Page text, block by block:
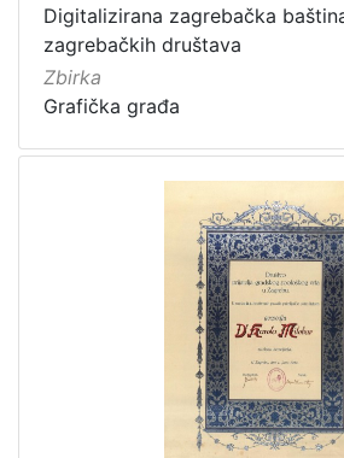
Digitalizirana zagrebačka
zagrebačkih društava
Zbirka
Grafička građa